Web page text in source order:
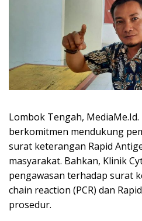
Lombok Tengah,
berkomitmen mendukung
surat keterangan Rapid
masyarakat. Bahkan, Klinik
pengawasan terhadap surat
chain reaction (PCR) dan
prosedur.